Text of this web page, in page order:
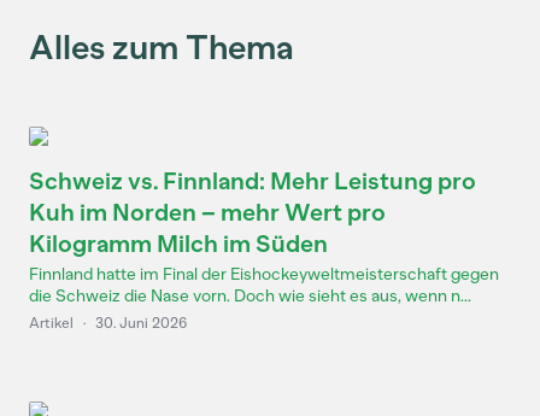
Alles zum Thema
Schweiz vs. Finnland: Mehr Leistung pro
Kuh im Norden – mehr Wert pro
Kilogramm Milch im Süden
Finnland hatte im Final der Eishockeyweltmeisterschaft gegen
die Schweiz die Nase vorn. Doch wie sieht es aus, wenn n...
Artikel · 30. Juni 2026